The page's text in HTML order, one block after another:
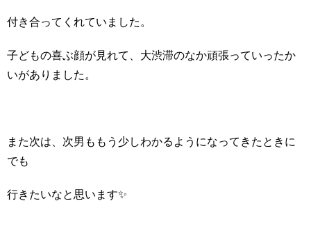
付き合ってくれていました。
子どもの喜ぶ顔が見れて、大渋滞のなか頑張っていったか
いがありました。
また次は、次男ももう少しわかるようになってきたときに
でも
行きたいなと思います✨